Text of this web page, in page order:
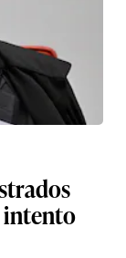
intento